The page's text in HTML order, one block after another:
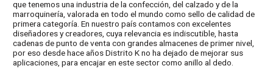
que tenemos una industria de la confección, del calzado y de la
marroquinería, valorada en todo el mundo como sello de calidad de
primera categoría. En nuestro país contamos con excelentes
diseñadores y creadores, cuya relevancia es indiscutible, hasta
cadenas de punto de venta con grandes almacenes de primer nivel,
por eso desde hace años Distrito K no ha dejado de mejorar sus
aplicaciones, para encajar en este sector como anillo al dedo.